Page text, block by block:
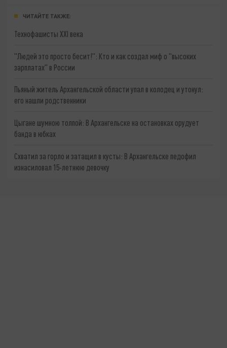
ЧИТАЙТЕ ТАКЖЕ:
Технофашисты XXI века
"Людей это просто бесит!": Кто и как создал миф о "высоких
зарплатах" в России
Пьяный житель Архангельской области упал в колодец и утонул:
его нашли родственники
Цыгане шумною толпой: В Архангельске на остановках орудует
банда в юбках
Схватил за горло и затащил в кусты: В Архангельске педофил
изнасиловал 15-летнюю девочку